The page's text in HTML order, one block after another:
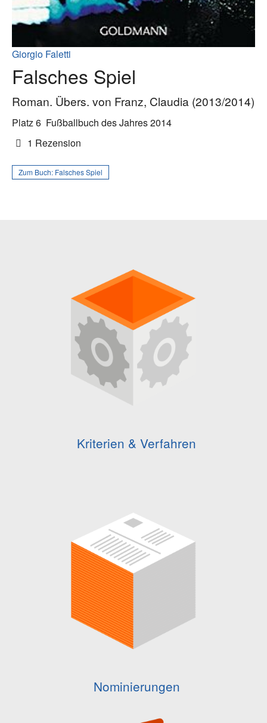
Giorgio Faletti
Falsches Spiel
Roman. Übers. von Franz, Claudia (2013/2014)
Platz 6 Fußballbuch des Jahres 2014
1 Rezension
Zum Buch: Falsches Spiel
Kriterien & Verfahren
Nominierungen